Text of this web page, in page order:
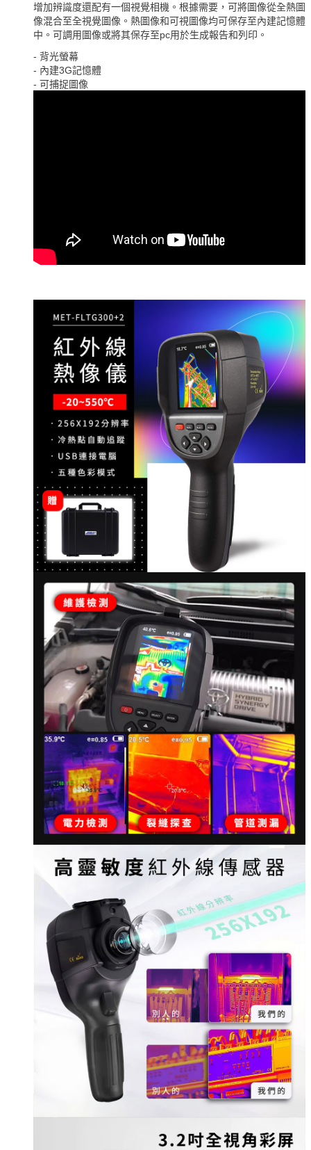
增加辨識度還配有一個視覺相機。根據需要，可將圖像從全熱圖
像混合至全視覺圖像。熱圖像和可視圖像均可保存至內建記憶體
中。可調用圖像或將其保存至pc用於生成報告和列印。
- 背光螢幕
- 內建3G記憶體
- 可捕捉圖像